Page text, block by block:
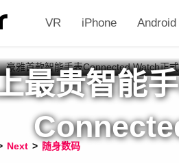
VR iPhone Android
最贵智能
Next > 随身数码